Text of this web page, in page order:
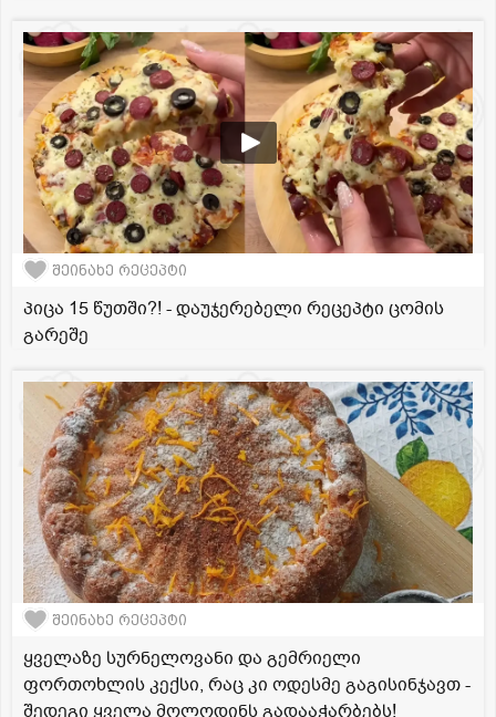
შეინახე რეცეპტი
პიცა 15 წუთში?! - დაუჯერებელი რეცეპტი ცომის
გარეშე
შეინახე რეცეპტი
ყველაზე სურნელოვანი და გემრიელი
ფორთოხლის კექსი, რაც კი ოდესმე გაგისინჯავთ -
შედეგი ყველა მოლოდინს გადააჭარბებს!